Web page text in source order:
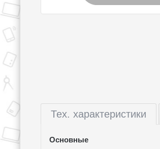
Тех. характеристики
Основные